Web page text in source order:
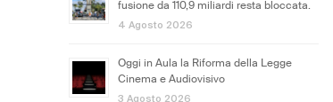
fusione da 110,9 miliardi resta bloccata.
4 Agosto 2026
Oggi in Aula la Riforma della Legge
Cinema e Audiovisivo
3 Agosto 2026